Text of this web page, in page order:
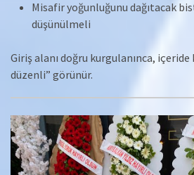
Misafir yoğunluğunu dağıtacak
düşünülmeli
Giriş alanı doğru kurgulanınca, içeride
düzenli” görünür.